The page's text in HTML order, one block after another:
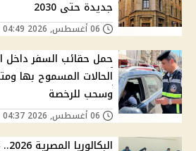
جديدة حتى 2030
حمل حقائب السفر داخل
الحالات المسموح بها
وسحب للرخصة